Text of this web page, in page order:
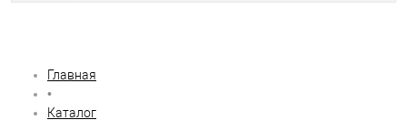
Главная
•
Каталог